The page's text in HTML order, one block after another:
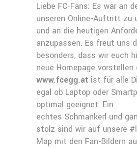
Liebe FC-Fans: Es war an
unseren Online-Auftritt zu
und an die heutigen
anzupassen. Es freut uns
besonders, dass wir euch
neue Homepage vorstellen
www.fcegg.at ist für alle
egal ob Laptop oder
optimal geeignet. Ein
echtes Schmankerl und
stolz sind wir auf unsere
Map mit den Fan-Bildern